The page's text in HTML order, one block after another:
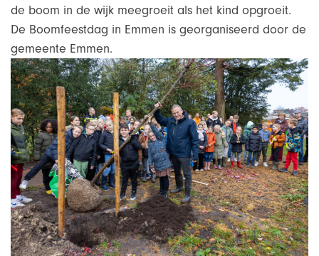
de boom in de wijk meegroeit als het kind opgroeit.
De Boomfeestdag in Emmen is georganiseerd door de
gemeente Emmen.